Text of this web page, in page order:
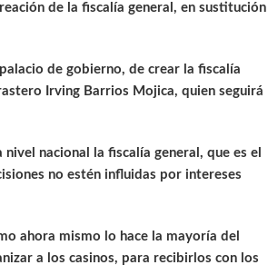
de la fiscalía general, en sustitución
de gobierno, de crear la fiscalía
Irving Barrios Mojica, quien seguirá
nacional la fiscalía general, que es el
no estén influidas por intereses
ahora mismo lo hace la mayoría del
a los casinos, para recibirlos con los